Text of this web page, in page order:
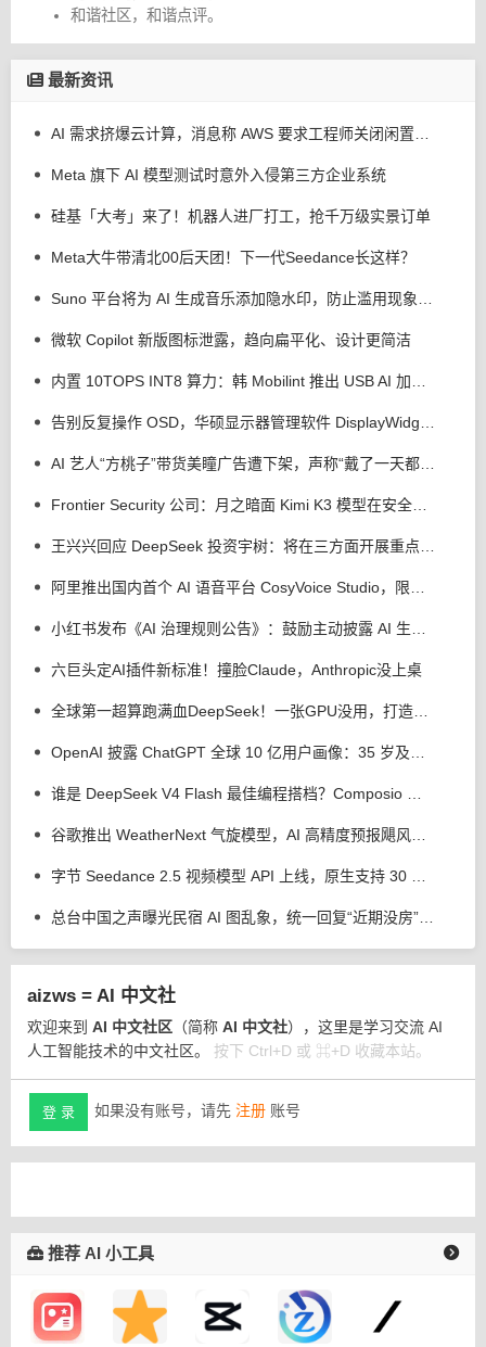
和谐社区，和谐点评。
最新资讯
Meta 旗下 AI 模型测试时意外入侵第三方企业系统
硅基「大考」来了！机器人进厂打工，抢千万级实景订单
Meta大牛带清北00后天团！下一代Seedance长这样？
微软 Copilot 新版图标泄露，趋向扁平化、设计更简洁
六巨头定AI插件新标准！撞脸Claude，Anthropic没上桌
aizws = AI 中文社
欢迎来到 AI 中文社区 （简称 AI 中文社），这里是学习交流 AI
人工智能技术的中文社区。 按下 Ctrl+D 或 ⌘+D 收藏本站。
登 录 如果没有账号，请先 注册 账号
推荐 AI 小工具